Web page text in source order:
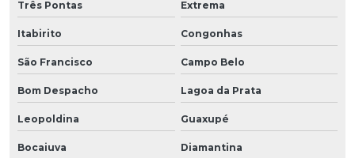
Três Pontas Extrema
Itabirito Congonhas
São Francisco Campo Belo
Bom Despacho Lagoa da Prata
Leopoldina Guaxupé
Bocaiuva Diamantina